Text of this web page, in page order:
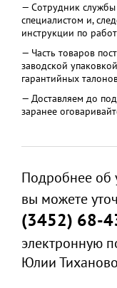
— Сотрудник службы
специалистом и,
инструкции по
— Часть товаров
заводской
гарантийных
— Доставляем до
заранее
Подробнее об
вы можете
(3452) 68-
электронную
Юлии